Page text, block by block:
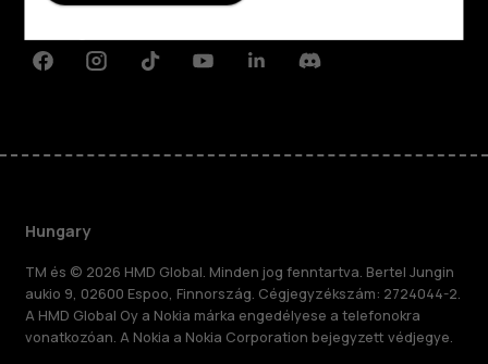
FacebookInstagramTiktokYoutubeLinkedinDiscord
Hungary
TM és © 2026 HMD Global. Minden jog fenntartva. Bertel Jungin
aukio 9, 02600 Espoo, Finnország. Cégjegyzékszám: 2724044-2.
A HMD Global Oy a Nokia márka engedélyese a telefonokra
vonatkozóan. A Nokia a Nokia Corporation bejegyzett védjegye.